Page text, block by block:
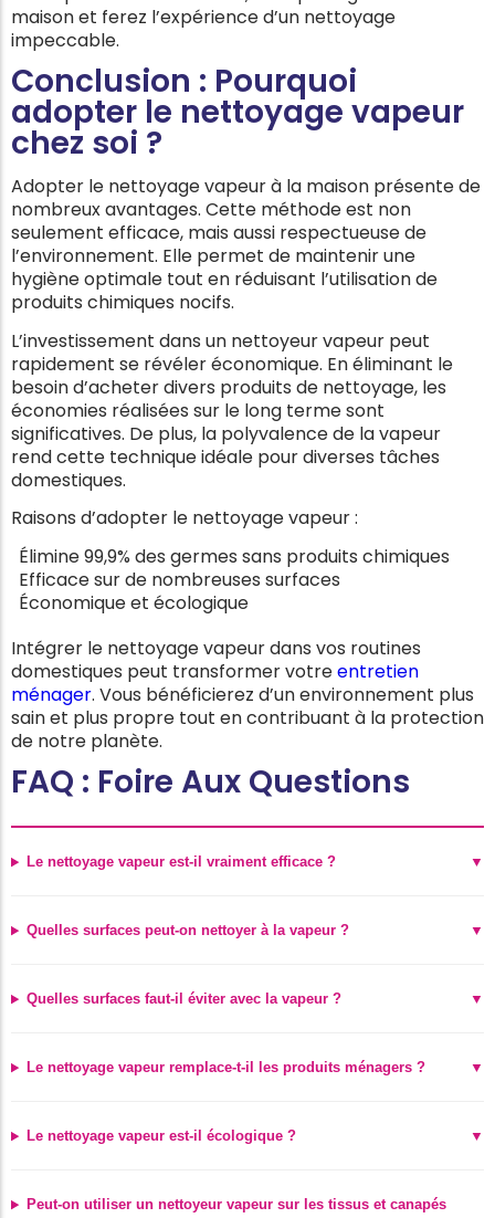
maison et ferez l’expérience d’un nettoyage
impeccable.
Conclusion : Pourquoi
adopter le nettoyage vapeur
chez soi ?
Adopter le nettoyage vapeur à la maison présente de
nombreux avantages. Cette méthode est non
seulement efficace, mais aussi respectueuse de
l’environnement. Elle permet de maintenir une
hygiène optimale tout en réduisant l’utilisation de
produits chimiques nocifs.
L’investissement dans un nettoyeur vapeur peut
rapidement se révéler économique. En éliminant le
besoin d’acheter divers produits de nettoyage, les
économies réalisées sur le long terme sont
significatives. De plus, la polyvalence de la vapeur
rend cette technique idéale pour diverses tâches
domestiques.
Raisons d’adopter le nettoyage vapeur :
Élimine 99,9% des germes sans produits chimiques
Efficace sur de nombreuses surfaces
Économique et écologique
Intégrer le nettoyage vapeur dans vos routines
domestiques peut transformer votreentretien
ménager. Vous bénéficierez d’un environnement plus
sain et plus propre tout en contribuant à la protection
de notre planète.
FAQ : Foire Aux Questions
Le nettoyage vapeur est-il vraiment efficace ?
Quelles surfaces peut-on nettoyer à la vapeur ?
Quelles surfaces faut-il éviter avec la vapeur ?
Le nettoyage vapeur remplace-t-il les produits ménagers ?
Le nettoyage vapeur est-il écologique ?
Peut-on utiliser un nettoyeur vapeur sur les tissus et canapés